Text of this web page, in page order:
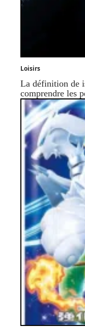
Loisirs
La définition de
comprendre les